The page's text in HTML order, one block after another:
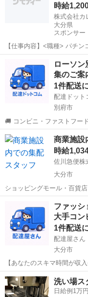
時給
株式会社カ
大分県
スポンサー
【仕事内容】<職種> パチ
他 <雇用形態> アルバイト
1,625円 交通費:一部支給
ローソ
集のご案
1件配送
配達ドット
別府市
🚚 コンビニ・ファストフー
や「出前館」のように、配
です。 オファー内容を見て
✅ 業務内容...
大分 別府市 配送
商業施設
時給
佐川急便株
大分市
ショッピングモール・百貨
をお願いします。 主に扱う
い・小さいを問わずさまざまな荷
ュール例】 荷物が到着し
ファッシ
大手コ
1件配送
配達屋さん
大分市
【あなたのスキマ時間が収
バイト、始めませんか？ ア
るかどうかは、オファーを
―――――――――― ...
大分 大分市 配送
洗い場ス
日給例1万